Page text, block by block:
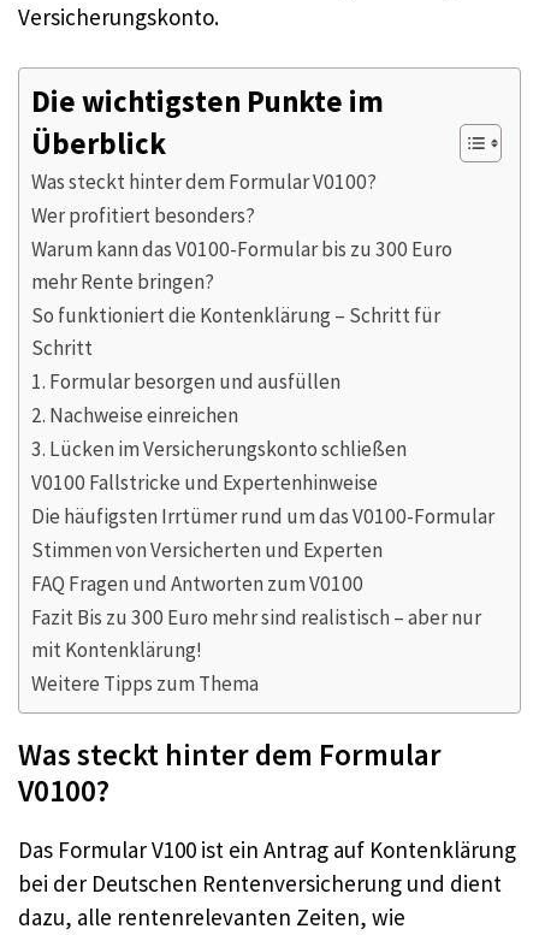
Versicherungskonto.
Die wichtigsten Punkte im
Überblick
Was steckt hinter dem Formular V0100?
Wer profitiert besonders?
Warum kann das V0100-Formular bis zu 300 Euro
mehr Rente bringen?
So funktioniert die Kontenklärung – Schritt für
Schritt
1. Formular besorgen und ausfüllen
2. Nachweise einreichen
3. Lücken im Versicherungskonto schließen
V0100 Fallstricke und Expertenhinweise
Die häufigsten Irrtümer rund um das V0100-Formular
Stimmen von Versicherten und Experten
FAQ Fragen und Antworten zum V0100
Fazit Bis zu 300 Euro mehr sind realistisch – aber nur
mit Kontenklärung!
Weitere Tipps zum Thema
Was steckt hinter dem Formular
V0100?
Das Formular V100 ist ein Antrag auf Kontenklärung
bei der Deutschen Rentenversicherung und dient
dazu, alle rentenrelevanten Zeiten, wie